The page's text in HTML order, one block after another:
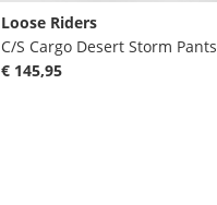
Loose Riders
C/S Cargo Desert Storm Pants
€ 145,95